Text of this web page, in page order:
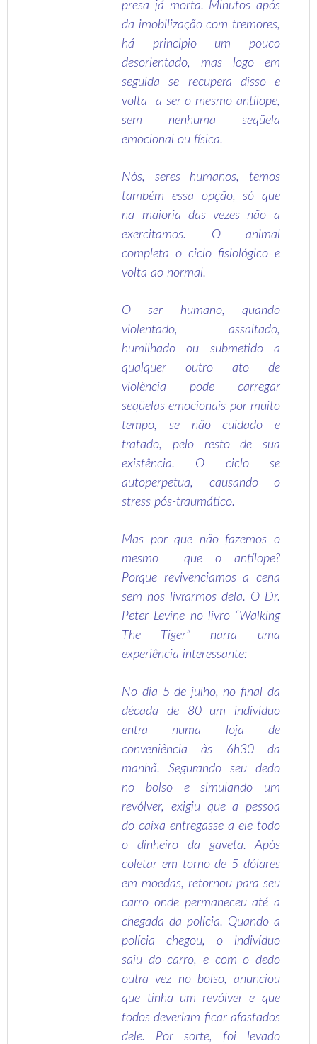
presa já morta. Minutos após
da imobilização com tremores,
há principio um pouco
desorientado, mas logo em
seguida se recupera disso e
volta a ser o mesmo antílope,
sem nenhuma seqüela
emocional ou física.
Nós, seres humanos, temos
também essa opção, só que
na maioria das vezes não a
exercitamos. O animal
completa o ciclo fisiológico e
volta ao normal.
O ser humano, quando
violentado, assaltado,
humilhado ou submetido a
qualquer outro ato de
violência pode carregar
seqüelas emocionais por muito
tempo, se não cuidado e
tratado, pelo resto de sua
existência. O ciclo se
autoperpetua, causando o
stress pós-traumático.
Mas por que não fazemos o
mesmo que o antílope?
Porque revivenciamos a cena
sem nos livrarmos dela. O Dr.
Peter Levine no livro “Walking
The Tiger” narra uma
experiência interessante:
No dia 5 de julho, no final da
década de 80 um indivíduo
entra numa loja de
conveniência às 6h30 da
manhã. Segurando seu dedo
no bolso e simulando um
revólver, exigiu que a pessoa
do caixa entregasse a ele todo
o dinheiro da gaveta. Após
coletar em torno de 5 dólares
em moedas, retornou para seu
carro onde permaneceu até a
chegada da polícia. Quando a
polícia chegou, o indivíduo
saiu do carro, e com o dedo
outra vez no bolso, anunciou
que tinha um revólver e que
todos deveriam ficar afastados
dele. Por sorte, foi levado